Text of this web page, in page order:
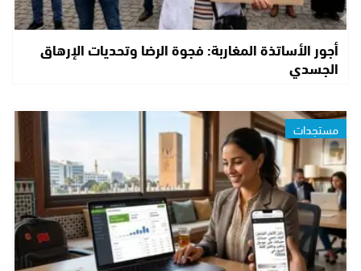
أجور الأساتذة المغاربة: فجوة الرضا وتحديات الإرهاق
الجسدي
مستجدات